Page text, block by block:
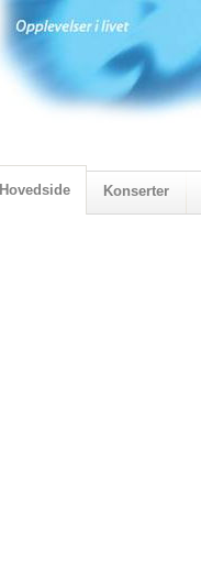
Hovedside Konserter